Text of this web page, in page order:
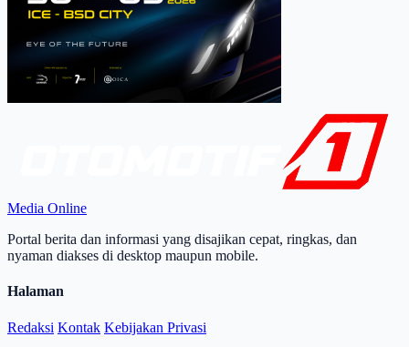
Media Online
Portal berita dan informasi yang disajikan cepat, ringkas, dan
nyaman diakses di desktop maupun mobile.
Halaman
Redaksi Kontak Kebijakan Privasi